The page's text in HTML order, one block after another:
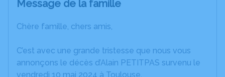
Message de la famille
Chère famille, chers amis,
C’est avec une grande tristesse que nous vous
annonçons le décès d’Alain PETITPAS survenu le
vendredi 10 mai 2024 à Toulouse.